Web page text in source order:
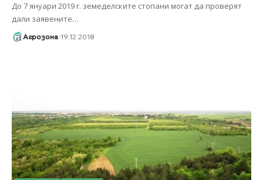
До 7 януари 2019 г. земеделските стопани могат да проверят
дали заявените…
Агрозона 19.12.2018